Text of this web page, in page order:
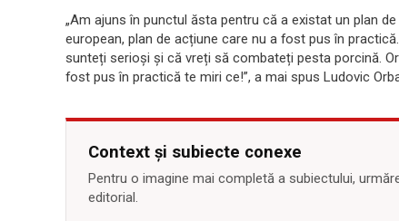
„Am ajuns în punctul ăsta pentru că a existat un plan
european, plan de acțiune care nu a fost pus în
sunteți serioși și că vreți să combateți pesta porcină.
fost pus în practică te miri ce!”, a mai spus Ludovic
Context și subiecte conexe
Pentru o imagine mai completă a subiectului,
editorial.